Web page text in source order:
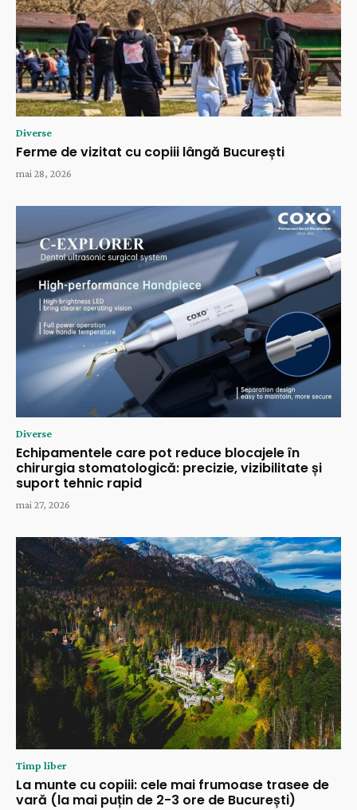
Diverse
Ferme de vizitat cu copiii lângă București
mai 28, 2026
Diverse
Echipamentele care pot reduce blocajele în
chirurgia stomatologică: precizie, vizibilitate și
suport tehnic rapid
mai 27, 2026
Timp liber
La munte cu copiii: cele mai frumoase trasee de
vară (la mai puțin de 2-3 ore de București)